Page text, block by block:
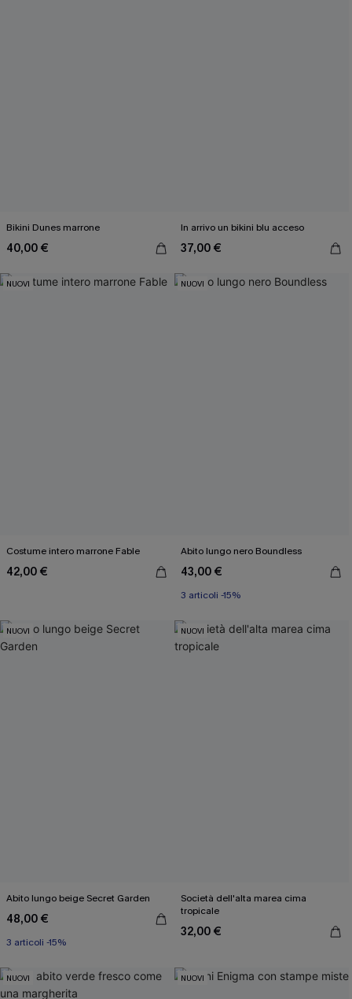
Bikini Dunes marrone
40,00 €
In arrivo un bikini blu acceso
37,00 €
NUOVI
Costume intero marrone Fable
42,00 €
NUOVI
Abito lungo nero Boundless
43,00 €
3 articoli -15%
NUOVI
Abito lungo beige Secret Garden
48,00 €
3 articoli -15%
NUOVI
Società dell'alta marea cima
tropicale
32,00 €
NUOVI NUOVI